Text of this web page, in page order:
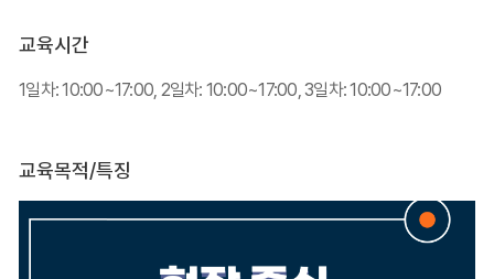
교육시간
1일차: 10:00~17:00, 2일차: 10:00~17:00, 3일차: 10:00~17:00
교육목적/특징